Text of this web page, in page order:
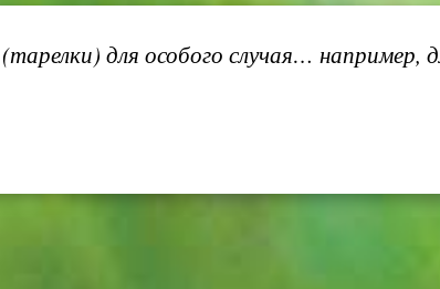
для особого случая… например,